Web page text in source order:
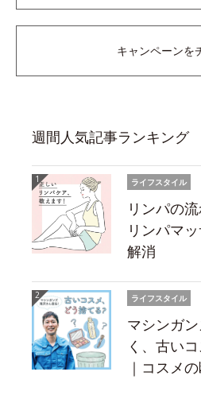
キャンペーンを
週間人気記事ランキング
ライフスタイル
リンパの
リンパマ
解消
ライフスタイル
マシンガ
く、古い
｜コスメ